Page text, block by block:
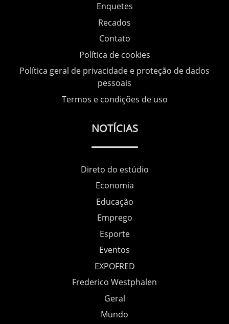
Enquetes
Recados
Contato
Política de cookies
Política geral de privacidade e proteção de dados
pessoais
Termos e condições de uso
NOTÍCIAS
Direto do estúdio
Economia
Educação
Emprego
Esporte
Eventos
EXPOFRED
Frederico Westphalen
Geral
Mundo